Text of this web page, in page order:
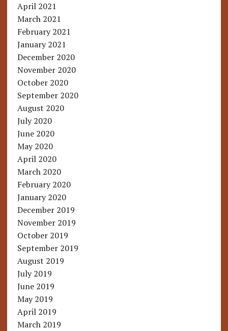
April 2021
March 2021
February 2021
January 2021
December 2020
November 2020
October 2020
September 2020
August 2020
July 2020
June 2020
May 2020
April 2020
March 2020
February 2020
January 2020
December 2019
November 2019
October 2019
September 2019
August 2019
July 2019
June 2019
May 2019
April 2019
March 2019